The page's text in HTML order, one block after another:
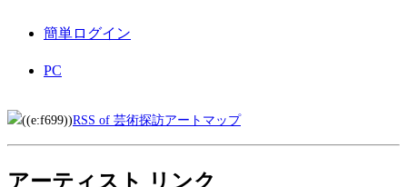
簡単ログイン
PC
RSS of 芸術探訪アートマップ
アーティスト リンク